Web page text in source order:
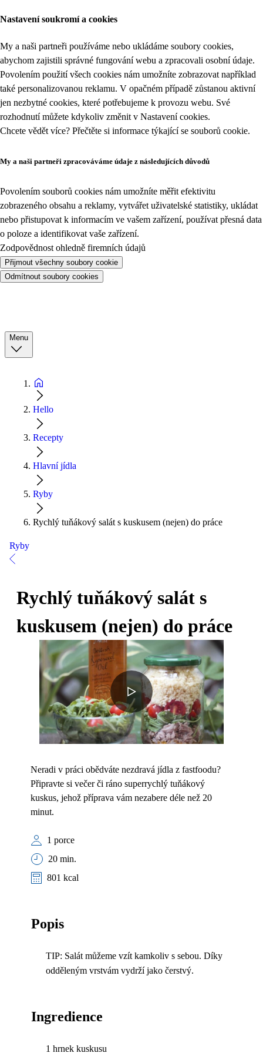
Nastavení soukromí a cookies
My a naši partneři používáme nebo ukládáme soubory cookies,
abychom zajistili správné fungování webu a zpracovali osobní údaje.
Povolením použití všech cookies nám umožníte zobrazovat například
také personalizovanou reklamu. V opačném případě zůstanou aktivní
jen nezbytné cookies, které potřebujeme k provozu webu. Své
rozhodnutí můžete kdykoliv změnit v Nastavení cookies.
Chcete vědět více? Přečtěte si informace týkající se souborů cookie.
My a naši partneři zpracováváme údaje z následujících důvodů
Povolením souborů cookies nám umožníte měřit efektivitu
zobrazeného obsahu a reklamy, vytvářet uživatelské statistiky, ukládat
nebo přistupovat k informacím ve vašem zařízení, používat přesná data
o poloze a identifikovat vaše zařízení.
Zodpovědnost ohledně firemních údajů
Přijmout všechny soubory cookie
Odmítnout soubory cookies
Menu
Hello
Recepty
Hlavní jídla
Ryby
Rychlý tuňákový salát s kuskusem (nejen) do práce
Ryby
Rychlý tuňákový salát s
kuskusem (nejen) do práce
Neradi v práci obědváte nezdravá jídla z fastfoodu?
Připravte si večer či ráno superrychlý tuňákový
kuskus, jehož příprava vám nezabere déle než 20
minut.
1 porce
20 min.
801 kcal
Popis
TIP: Salát můžeme vzít kamkoliv s sebou. Díky
odděleným vrstvám vydrží jako čerstvý.
Ingredience
1 hrnek kuskusu